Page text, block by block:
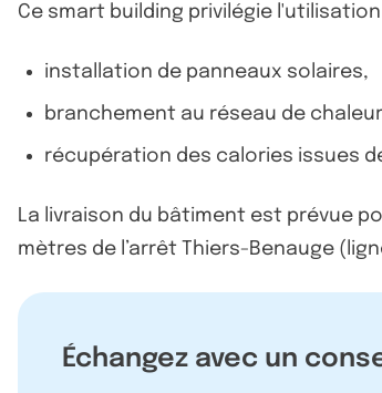
Ce smart building privilégie
installation de panneaux solaires,
branchement au réseau de
récupération des calories issues
La livraison du bâtiment est prévue
mètres de l’arrêt Thiers-Benauge
Échangez avec un